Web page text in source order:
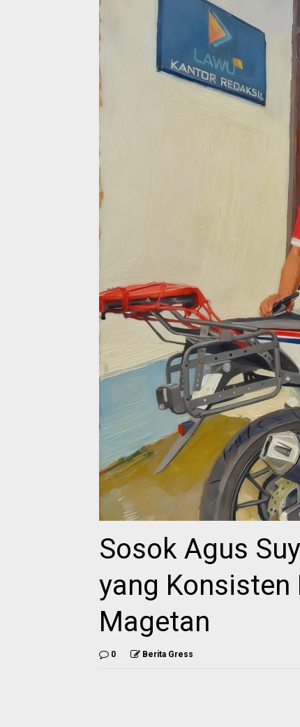
Sosok Agus
yang Konsisten
Magetan
0 Berita Gress